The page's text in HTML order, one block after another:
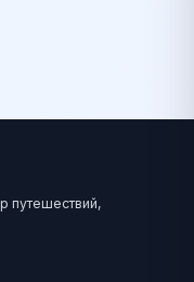
путешествий,